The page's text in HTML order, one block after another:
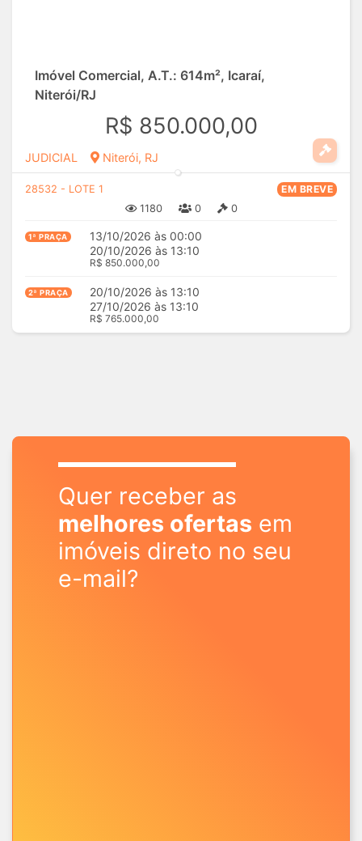
Imóvel Comercial, A.T.: 614m², Icaraí,
Niterói/RJ
R$ 850.000,00
JUDICIAL Niterói, RJ
28532 - LOTE 1
EM BREVE
1180
0 0
1ª PRAÇA
13/10/2026 às 00:00
20/10/2026 às 13:10
R$ 850.000,00
2ª PRAÇA
20/10/2026 às 13:10
27/10/2026 às 13:10
R$ 765.000,00
Quer receber as
melhores ofertas em
imóveis direto no seu
e-mail?